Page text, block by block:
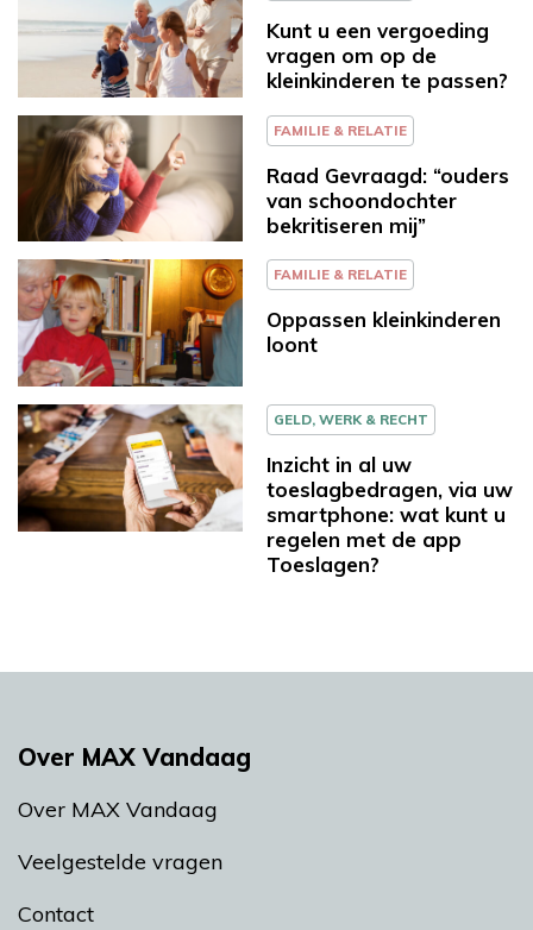
Kunt u een vergoeding
vragen om op de
kleinkinderen te passen?
FAMILIE & RELATIE
Raad Gevraagd: “ouders
van schoondochter
bekritiseren mij”
FAMILIE & RELATIE
Oppassen kleinkinderen
loont
GELD, WERK & RECHT
Inzicht in al uw
toeslagbedragen, via uw
smartphone: wat kunt u
regelen met de app
Toeslagen?
Over MAX Vandaag
Over MAX Vandaag
Veelgestelde vragen
Contact